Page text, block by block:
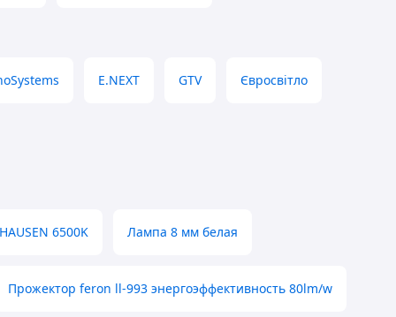
E.NEXT GTV Євросвітло
6500K Лампа 8 мм белая
Прожектор feron ll-993 энергоэффективность 80lm/w